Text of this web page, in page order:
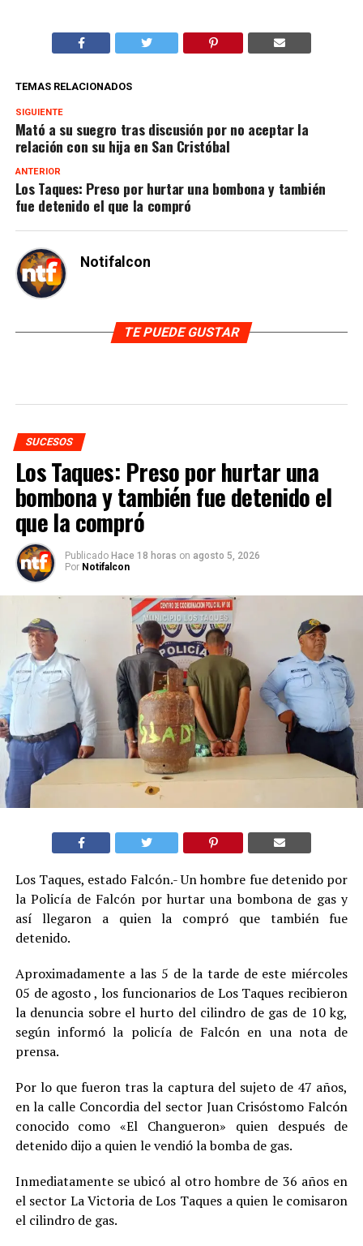
TEMAS RELACIONADOS
SIGUIENTE
Mató a su suegro tras discusión por no aceptar la
relación con su hija en San Cristóbal
ANTERIOR
Los Taques: Preso por hurtar una bombona y también
fue detenido el que la compró
Notifalcon
TE PUEDE GUSTAR
SUCESOS
Los Taques: Preso por hurtar una
bombona y también fue detenido el
que la compró
Publicado Hace 18 horas on agosto 5, 2026
Por Notifalcon
Los Taques, estado Falcón.- Un hombre fue detenido por
la Policía de Falcón por hurtar una bombona de gas y
así llegaron a quien la compró que también fue
detenido.
Aproximadamente a las 5 de la tarde de este miércoles
05 de agosto , los funcionarios de Los Taques recibieron
la denuncia sobre el hurto del cilindro de gas de 10 kg,
según informó la policía de Falcón en una nota de
prensa.
Por lo que fueron tras la captura del sujeto de 47 años,
en la calle Concordia del sector Juan Crisóstomo Falcón
conocido como «El Changueron» quien después de
detenido dijo a quien le vendió la bomba de gas.
Inmediatamente se ubicó al otro hombre de 36 años en
el sector La Victoria de Los Taques a quien le comisaron
el cilindro de gas.